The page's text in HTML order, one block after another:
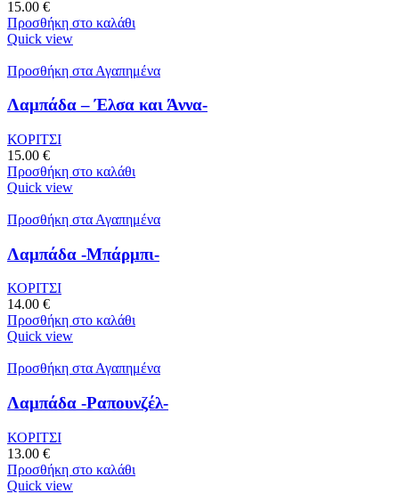
15.00 €
Προσθήκη στο καλάθι
Quick view
Προσθήκη στα Αγαπημένα
Λαμπάδα – Έλσα και Άννα-
ΚΟΡΙΤΣΙ
15.00 €
Προσθήκη στο καλάθι
Quick view
Προσθήκη στα Αγαπημένα
Λαμπάδα -Μπάρμπι-
ΚΟΡΙΤΣΙ
14.00 €
Προσθήκη στο καλάθι
Quick view
Προσθήκη στα Αγαπημένα
Λαμπάδα -Ραπουνζέλ-
ΚΟΡΙΤΣΙ
13.00 €
Προσθήκη στο καλάθι
Quick view